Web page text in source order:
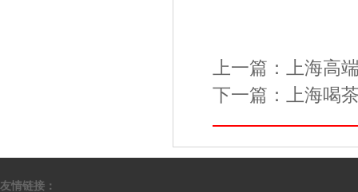
上一篇： 上海高
下一篇： 上海喝
友情链接：